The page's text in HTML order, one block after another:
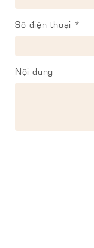
Số điện thoại *
Nội dung